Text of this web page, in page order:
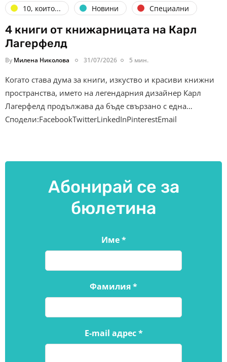
10, които... Новини Специални
4 книги от книжарницата на Карл
Лагерфелд
By Милена Николова 31/07/2026 5 мин.
Когато става дума за книги, изкуство и красиви книжни
пространства, името на легендарния дизайнер Карл
Лагерфелд продължава да бъде свързано с една…
Сподели:FacebookTwitterLinkedInPinterestEmail
Абонирай се за
бюлетина
Име*
Фамилия*
E-mail адрес*